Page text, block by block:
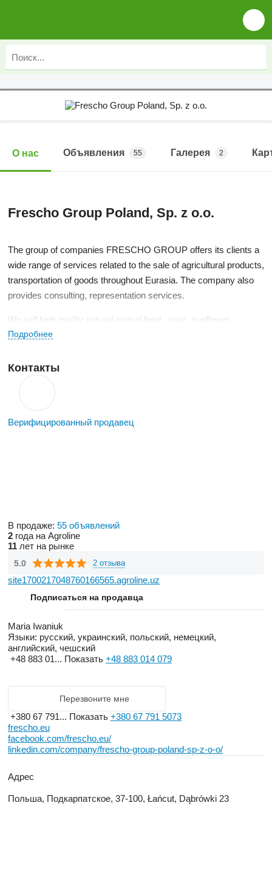
О нас Объявления 55 Галерея 2
Frescho Group Poland, Sp. z o.o.
The group of companies FRESCHO GROUP offers its clients a
wide range of services related to the sale of agricultural products,
transportation of goods throughout Eurasia. The company also
provides consulting, representation services.
We sell high quality natural animal feed - rape, sunflower,
soybean and linseed oilcake, sunflower and soybean meal,
oil, rapeseed oil.
Подробнее
Контакты
Верифицированный продавец
В продаже: 55 объявлений
2 года на Agroline
11 лет на рынке
5.0 2 отзыва
site1700217048760166565.agroline.uz
Подписаться на продавца
Maria Iwaniuk
Языки: русский, украинский, польский, немецкий,
английский, чешский
+48 883 01... Показать +48 883 014 079
Перезвоните мне
+380 67 791... Показать +380 67 791 5073
frescho.eu
facebook.com/frescho.eu/
linkedin.com/company/frescho-group-poland-sp-z-o-o/
Адрес
Польша, Подкарпатское, 37-100, Łańcut, Dąbrówki 23